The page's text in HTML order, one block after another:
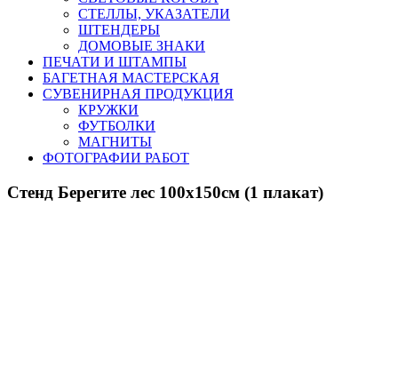
СТЕЛЛЫ, УКАЗАТЕЛИ
ШТЕНДЕРЫ
ДОМОВЫЕ ЗНАКИ
ПЕЧАТИ И ШТАМПЫ
БАГЕТНАЯ МАСТЕРСКАЯ
СУВЕНИРНАЯ ПРОДУКЦИЯ
КРУЖКИ
ФУТБОЛКИ
МАГНИТЫ
ФОТОГРАФИИ РАБОТ
Стенд Берегите лес 100х150см (1 плакат)